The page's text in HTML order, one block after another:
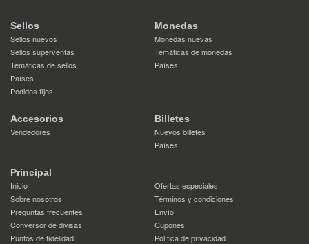
Sellos
Sellos nuevos
Sellos superventas
Temáticas de sellos
Países
Pedidos fijos
Monedas
Monedas nuevas
Temáticas de monedas
Países
Accesorios
Vendedores
Billetes
Nuevos billetes
Países
Principal
Inicio
Ofertas especiales
Sobre nosotros
Términos y condiciones
Preguntas frecuentes
Envío
Conversor de divisas
Cupones
Puntos de fidelidad
Política de privacidad